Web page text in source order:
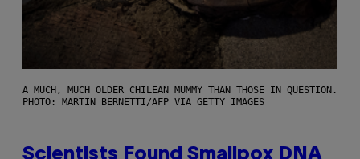
A MUCH, MUCH OLDER CHILEAN MUMMY THAN THOSE IN QUESTION.
PHOTO: MARTIN BERNETTI/AFP VIA GETTY IMAGES
Scientists Found Smallpox DNA